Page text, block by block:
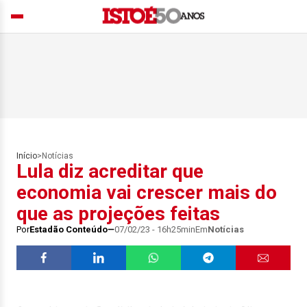
Início> Notícias
Lula diz acreditar que
economia vai crescer mais do
que as projeções feitas
PorEstadão Conteúdo 07/02/23 - 16h25minEmNotícias